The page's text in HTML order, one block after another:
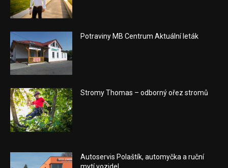
Potraviny MB Centrum Aktuální leták
Stromy Thomas – odborný ořez stromů
Autoservis Polaštík, automyčka a ruční